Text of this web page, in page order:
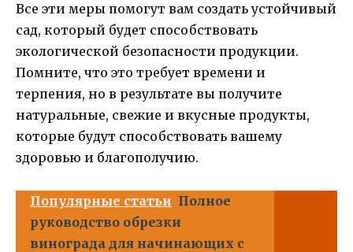
Все эти меры помогут вам создать устойчивый
сад, который будет способствовать
экологической безопасности продукции.
Помните, что это требует времени и
терпения, но в результате вы получите
натуральные, свежие и вкусные продукты,
которые будут способствовать вашему
здоровью и благополучию.
Популярные статьи Полное
руководство обрезки
винограда для начинающих с